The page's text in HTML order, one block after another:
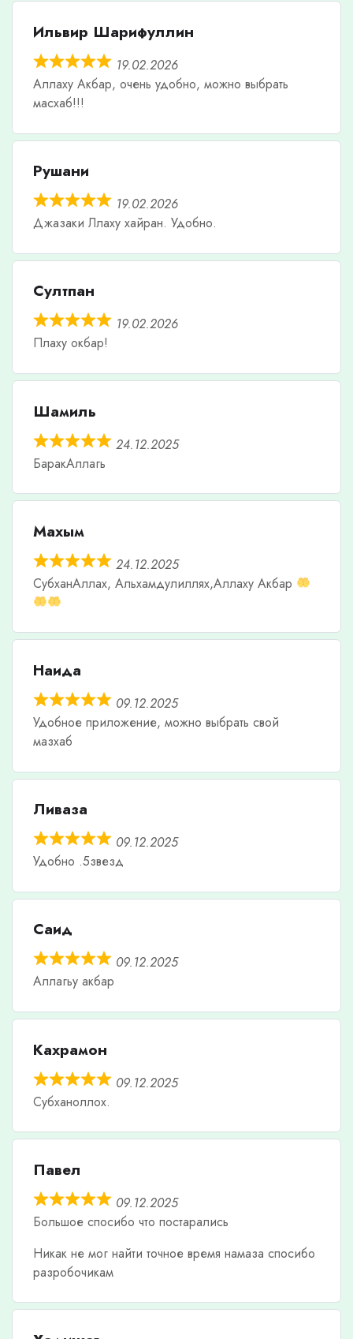
Ильвир Шарифуллин
19.02.2026
Аллаху Акбар, очень удобно, можно выбрать
масхаб!!!
Рушани
19.02.2026
Джазаки Ллаху хайран. Удобно.
Султпан
19.02.2026
Плаху окбар!
Шамиль
24.12.2025
БаракАллагь
Махым
24.12.2025
СубханАллах, Альхамдулиллях,Аллаху Акбар
Наида
09.12.2025
Удобное приложение, можно выбрать свой
мазхаб
Ливаза
09.12.2025
Удобно .5звезд
Саид
09.12.2025
Аллагьу акбар
Кахрамон
09.12.2025
Субханоллох.
Павел
09.12.2025
Большое спосибо что постарались
Никак не мог найти точное время намаза спосибо
разробочикам